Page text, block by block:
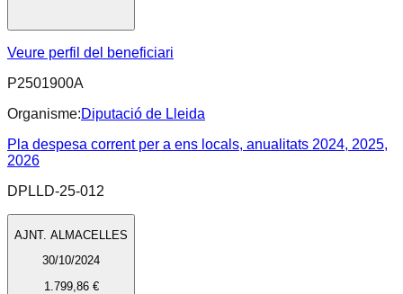
Veure perfil del beneficiari
P2501900A
Organisme:Diputació de Lleida
Pla despesa corrent per a ens locals, anualitats 2024, 2025,
2026
DPLLD-25-012
AJNT. ALMACELLES
30/10/2024
1.799,86 €